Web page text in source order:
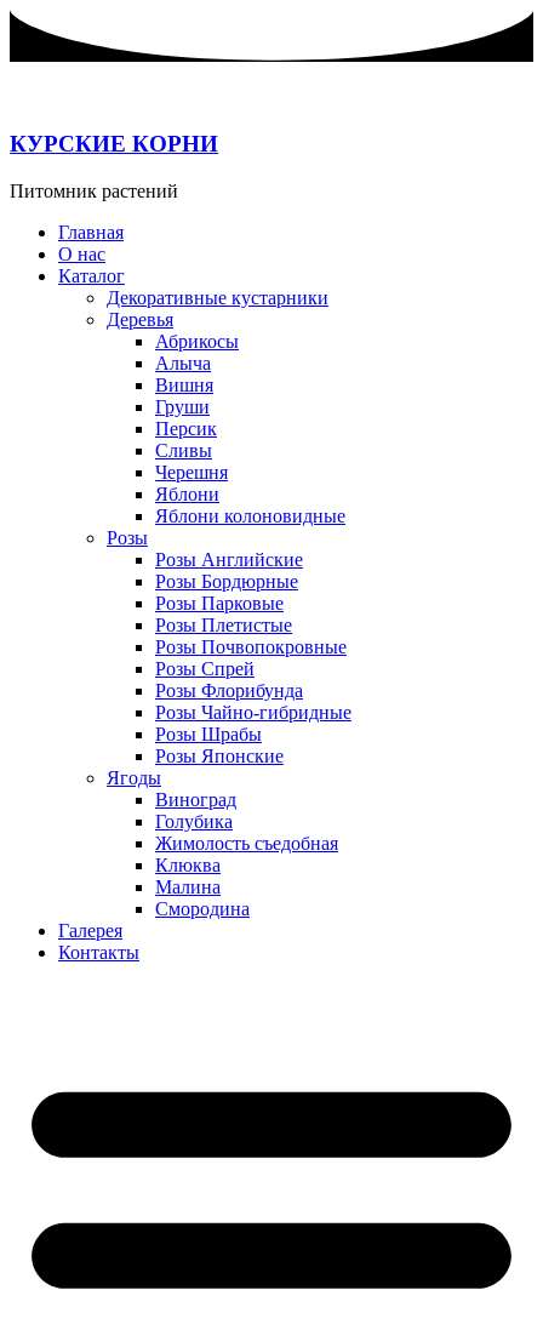
Перейти
содержимому
КУРСКИЕ КОРНИ
Питомник растений
Главная
О нас
Каталог
Декоративные кустарники
Деревья
Абрикосы
Алыча
Вишня
Груши
Персик
Сливы
Черешня
Яблони
Яблони колоновидные
Розы
Розы Английские
Розы Бордюрные
Розы Парковые
Розы Плетистые
Розы Почвопокровные
Розы Спрей
Розы Флорибунда
Розы Чайно-гибридные
Розы Шрабы
Розы Японские
Ягоды
Виноград
Голубика
Жимолость съедобная
Клюква
Малина
Смородина
Галерея
Контакты